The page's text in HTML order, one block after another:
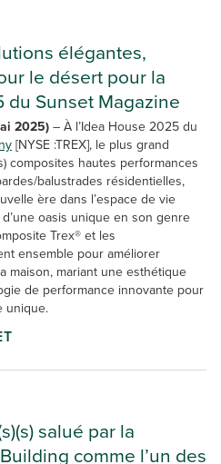
élégantes,
le désert pour la
du Sunset Magazine
2025)– À l’Idea House 2025 du
[NYSE :TREX], le plus grand
composites hautes performances
balustrades résidentielles,
ère dans l’espace de vie
oasis unique en son genre
Trex® et les
ensemble pour améliorer
maison, mariant une esthétique
de performance innovante pour
unique.
salué par la
comme l’un des